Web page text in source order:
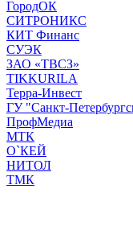
ГородОК
СИТРОНИКС
КИТ Финанс
СУЭК
ЗАО «ТВСЗ»
TIKKURILA
Терра-Инвест
ГУ "Санкт-
ПрофМедиа
МТК
О`КЕЙ
НИТОЛ
ТМК